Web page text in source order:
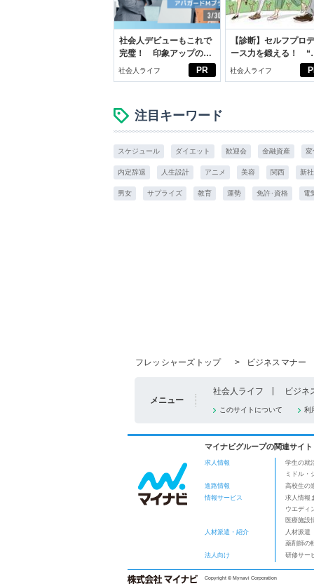
PR
社会人デビューもこれで
完璧！ 印象アップのセ
ルフプロデュース術
社会人ライフ
【診断】セルフプロ
ース力を鍛える！ “
ブン観”診断
社会人ライフ
注目キーワード
スケジュール ダイエット 歓迎会 金融資産 変
内定辞退 人生設計 アニメ 美容 関西 新
男女 サプライズ 教育 運勢 免許･資格 電
フレッシャーズトップ > ビジネスマナー
メニュー
社会人ライフ ビジネ
このサイトについて 利
マイナビグループの関連サイト
求人情報
学生の就
ミドル・
進路情報
高校生の
情報サービス
求人情報
ウエディ
医療施設
人材派遣・紹介
人材派遣
薬剤師の
法人向け
研修サー
Copyright © Mynavi Corporation